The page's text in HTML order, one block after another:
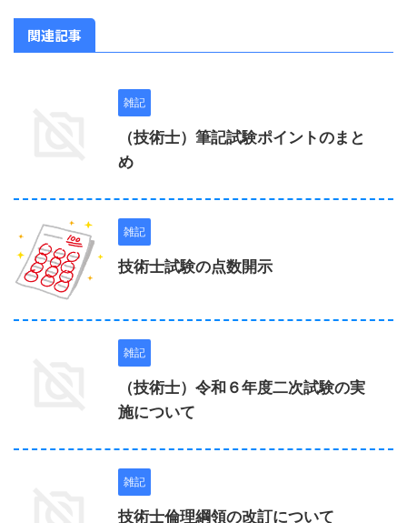
関連記事
雑記
（技術士）筆記試験ポイントのまと
め
雑記
技術士試験の点数開示
雑記
（技術士）令和６年度二次試験の実
施について
雑記
技術士倫理綱領の改訂について